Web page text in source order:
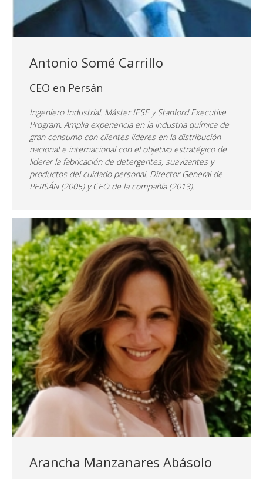
Antonio Somé Carrillo
CEO en Persán
Ingeniero Industrial. Máster IESE y Stanford Executive
Program. Amplia experiencia en la industria química de
gran consumo con clientes líderes en la distribución
nacional e internacional con el objetivo estratégico de
liderar la fabricación de detergentes, suavizantes y
productos del cuidado personal. Director General de
PERSÁN (2005) y CEO de la compañía (2013).
Arancha Manzanares Abásolo